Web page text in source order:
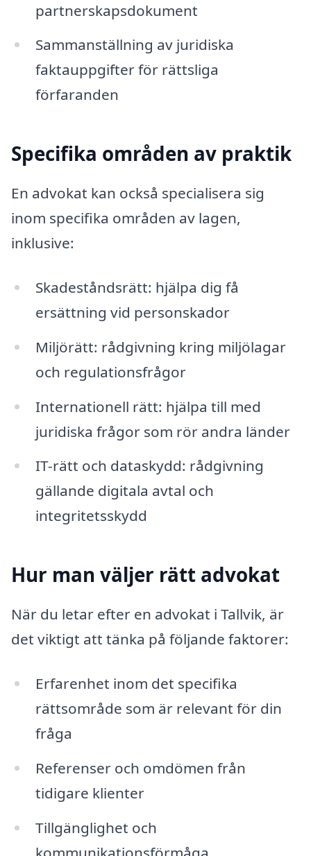
partnerskapsdokument
Sammanställning av juridiska
faktauppgifter för rättsliga
förfaranden
Specifika områden av praktik
En advokat kan också specialisera sig
inom specifika områden av lagen,
inklusive:
Skadeståndsrätt: hjälpa dig få
ersättning vid personskador
Miljörätt: rådgivning kring miljölagar
och regulationsfrågor
Internationell rätt: hjälpa till med
juridiska frågor som rör andra länder
IT-rätt och dataskydd: rådgivning
gällande digitala avtal och
integritetsskydd
Hur man väljer rätt advokat
När du letar efter en advokat i Tallvik, är
det viktigt att tänka på följande faktorer:
Erfarenhet inom det specifika
rättsområde som är relevant för din
fråga
Referenser och omdömen från
tidigare klienter
Tillgänglighet och